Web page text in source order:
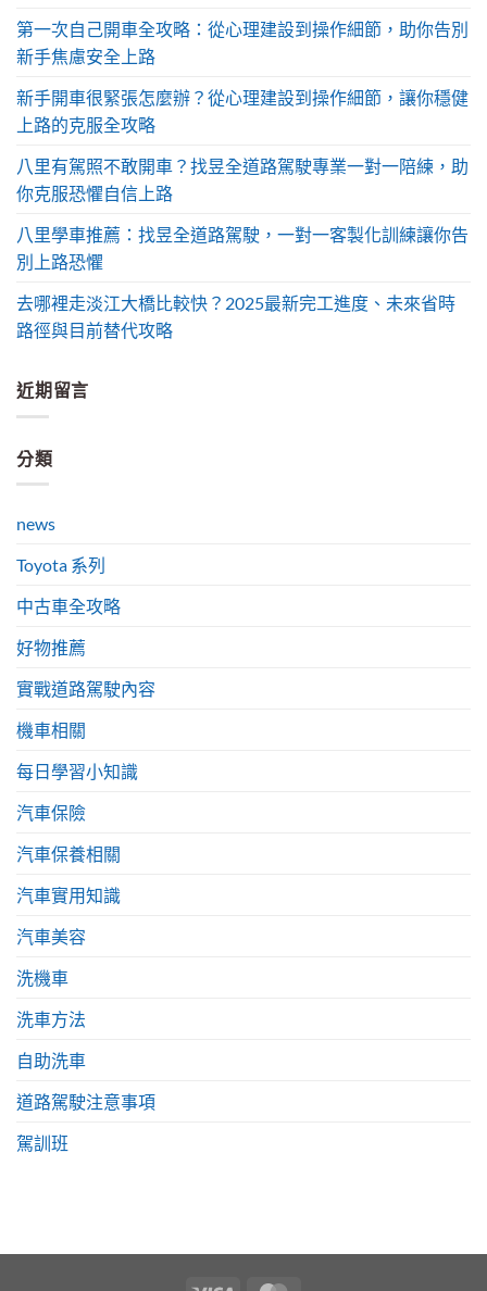
第一次自己開車全攻略：從心理建設到操作細節，助你告別
新手焦慮安全上路
新手開車很緊張怎麼辦？從心理建設到操作細節，讓你穩健
上路的克服全攻略
八里有駕照不敢開車？找昱全道路駕駛專業一對一陪練，助
你克服恐懼自信上路
八里學車推薦：找昱全道路駕駛，一對一客製化訓練讓你告
別上路恐懼
去哪裡走淡江大橋比較快？2025最新完工進度、未來省時
路徑與目前替代攻略
近期留言
分類
news
Toyota 系列
中古車全攻略
好物推薦
實戰道路駕駛內容
機車相關
每日學習小知識
汽車保險
汽車保養相關
汽車實用知識
汽車美容
洗機車
洗車方法
自助洗車
道路駕駛注意事項
駕訓班